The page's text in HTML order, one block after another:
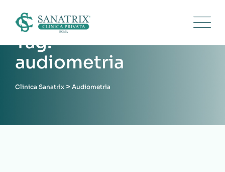
content
Tag:
audiometria
Clinica Sanatrix > Audiometria